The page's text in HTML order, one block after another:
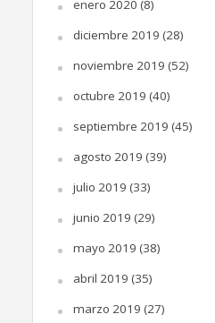
enero 2020 (8)
diciembre 2019 (28)
noviembre 2019 (52)
octubre 2019 (40)
septiembre 2019 (45)
agosto 2019 (39)
julio 2019 (33)
junio 2019 (29)
mayo 2019 (38)
abril 2019 (35)
marzo 2019 (27)